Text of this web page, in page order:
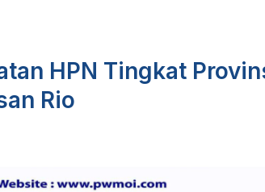
HPN Tingkat
Rio